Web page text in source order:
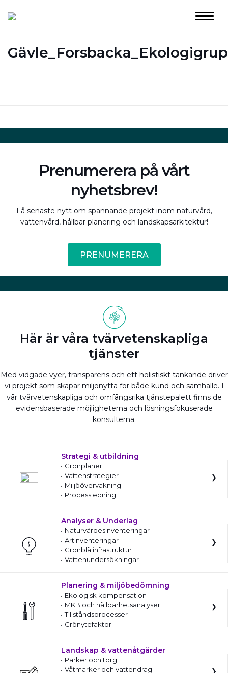
Prenumerera på vårt
nyhetsbrev!
Få senaste nytt om spännande projekt inom naturvård,
vattenvård, hållbar planering och landskapsarkitektur!
PRENUMERERA
Här är våra tvärvetenskapliga
tjänster
Med vidgade vyer, transparens och ett holistiskt tänkande driver
vi projekt som skapar miljönytta för både kund och samhälle. I
vår tvärvetenskapliga och omfångsrika tjänstepalett finns de
evidensbaserade möjligheterna och lösningsfokuserade
konsulterna.
Strategi & utbildning
Grönplaner
Vattenstrategier
Miljöövervakning
Processledning
Analyser & Underlag
Naturvärdesinventeringar
Artinventeringar
Grönblå infrastruktur
Vattenundersökningar
Planering & miljöbedömning
Ekologisk kompensation
MKB och hållbarhetsanalyser
Tillståndsprocesser
Grönytefaktor
Landskap & vattenåtgärder
Parker och torg
Våtmarker och vattendrag